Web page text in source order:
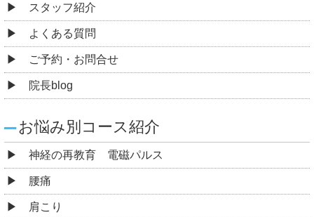
スタッフ紹介
よくある質問
ご予約・お問合せ
院長blog
お悩み別コース紹介
神経の再教育 電磁パルス
腰痛
肩こり